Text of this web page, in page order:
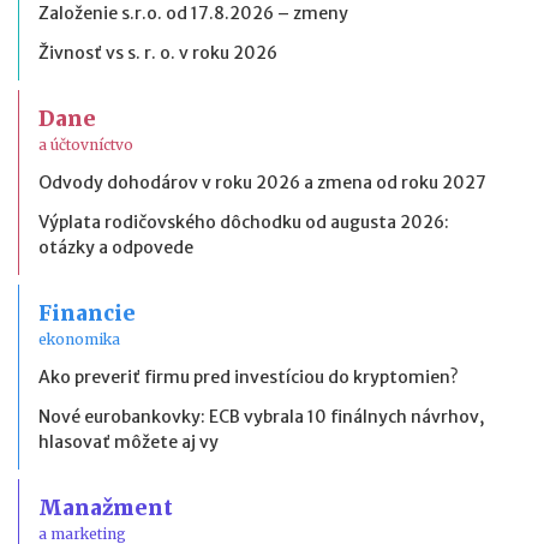
Založenie s.r.o. od 17.8.2026 – zmeny
Živnosť vs s. r. o. v roku 2026
Dane
a účtovníctvo
Odvody dohodárov v roku 2026 a zmena od roku 2027
Výplata rodičovského dôchodku od augusta 2026:
otázky a odpovede
Financie
ekonomika
Ako preveriť firmu pred investíciou do kryptomien?
Nové eurobankovky: ECB vybrala 10 finálnych návrhov,
hlasovať môžete aj vy
Manažment
a marketing